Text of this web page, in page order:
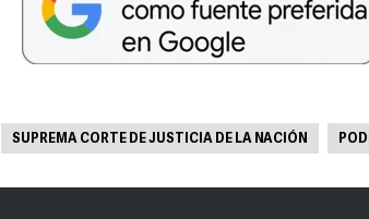
SUPREMA CORTE DE JUSTICIA DE LA NACIÓN